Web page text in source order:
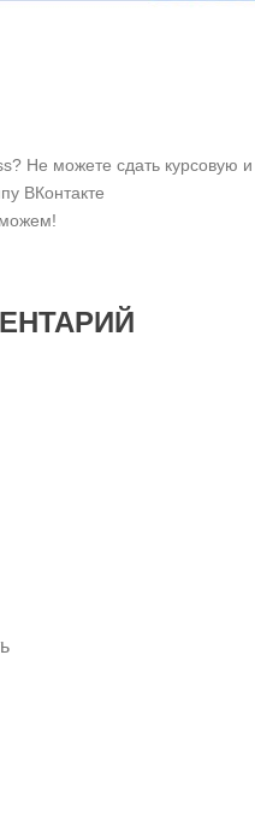
Не можете сдать курсовую и
ВКонтакте